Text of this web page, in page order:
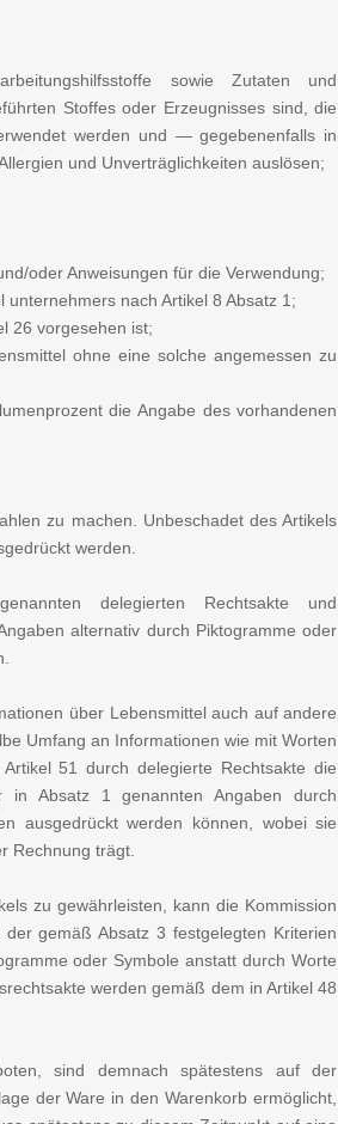
sowie Zutaten und
Stoffes oder Erzeugnisses sind, die
werden und — gegebenenfalls in
und Unverträglichkeiten auslösen;
oder Anweisungen für die Verwendung;
nach Artikel 8 Absatz 1;
26 vorgesehen ist;
ohne eine solche angemessen zu
die Angabe des vorhandenen
zu machen. Unbeschadet des Artikels
werden.
delegierten Rechtsakte und
alternativ durch Piktogramme oder
über Lebensmittel auch auf andere
Umfang an Informationen wie mit Worten
51 durch delegierte Rechtsakte die
Absatz 1 genannten Angaben durch
ausgedrückt werden können, wobei sie
Rechnung trägt.
zu gewährleisten, kann die Kommission
gemäß Absatz 3 festgelegten Kriterien
oder Symbole anstatt durch Worte
werden gemäß dem in Artikel 48
sind demnach spätestens auf der
der Ware in den Warenkorb ermöglicht,